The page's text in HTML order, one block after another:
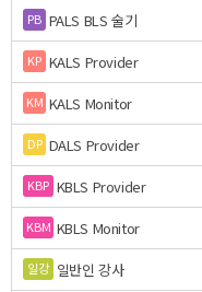
PB PALS BLS 술기
KP KALS Provider
KM KALS Monitor
DP DALS Provider
KBP KBLS Provider
KBM KBLS Monitor
일강 일반인 강사